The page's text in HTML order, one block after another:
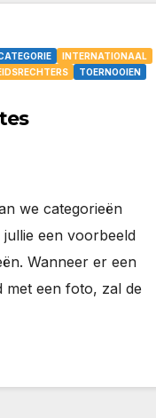
INTERNATIONAAL
TOERNOOIEN
we categorieën
een voorbeeld
Wanneer er een
met een foto, zal de